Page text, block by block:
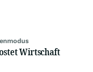
Wirtschaft